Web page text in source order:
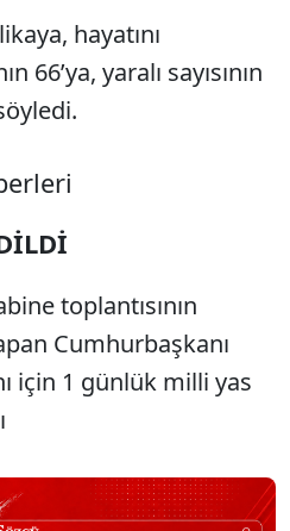
hayatını
66’ya, yaralı sayısının
toplantısının
Cumhurbaşkanı
için 1 günlük milli yas